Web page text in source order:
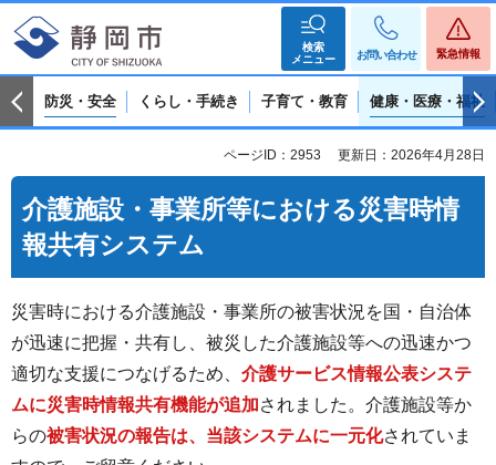
検索
メニュー
お問い合わせ 緊急情報
防災・安全 くらし・手続き 子育て・教育 健康・医療・福祉
ページID：2953 更新日：2026年4月28日
介護施設・事業所等における災害時情
報共有システム
災害時における介護施設・事業所の被害状況を国・自治体
が迅速に把握・共有し、被災した介護施設等への迅速かつ
適切な支援につなげるため、 介護サービス情報公表システ
ムに災害時情報共有機能が追加されました。介護施設等か
らの被害状況の報告は、当該システムに一元化されていま